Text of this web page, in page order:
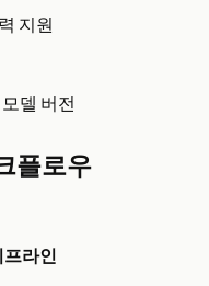
지원
델 버전
플로우
프라인